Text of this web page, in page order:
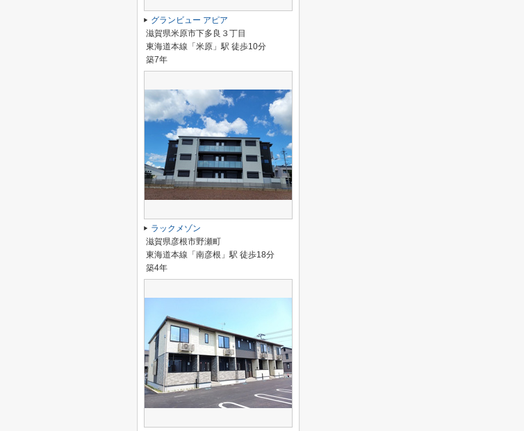
グランビュー アピア
滋賀県米原市下多良３丁目
東海道本線「米原」駅 徒歩10分
築7年
ラックメゾン
滋賀県彦根市野瀬町
東海道本線「南彦根」駅 徒歩18分
築4年